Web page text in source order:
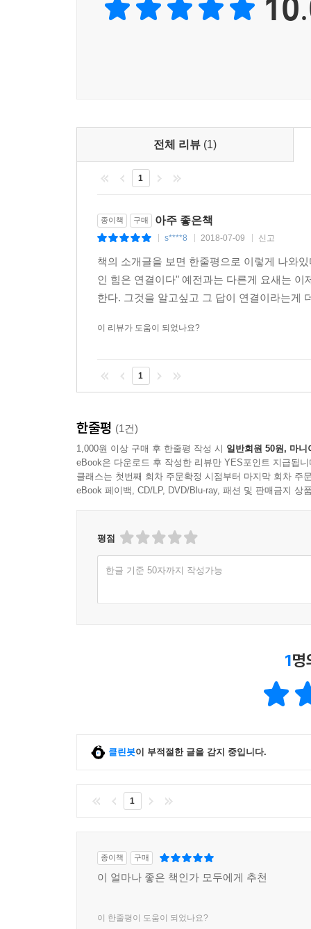
믹 피어스의 영리한 디자인 덕분에 이스트 게이
---「CHAPTER 09 무엇이 가능할지 새롭게 상상하며」중
- 클라우스 슈밥, 세계경제포럼 창립자 및 회장, 『
『연결지능』은 새로운 물결을 타고 있는 이 시
의미 있는 관계를 구축하고 대담한 목표를 이뤄낼
기회는 당신이 상상하는 것보다 훨씬 더 크다.
- 세스 고딘, 『보랏빛 소가 온다』 저자
이 세상에는 우리가 해야 할 크고 중요한 일
『연결지능』은 우리가 다른 사람들과 연결될 때
- 베스 콤스톡, GE 최고마케팅책임자
상호연계성이 증가하면서 답하기 어려운 질문을
따라 엄청난 결과가 따른다는 점뿐 아니라 세계
소셜시대의 혁신은 사람들과 아이디어, 그리고
힘을 집중 조명한다.
외부세계와 연결할 때 얻게 되는 것이다. 두 저
신뢰와 신의를 끌어낼 수 있는가에 대한 핵심을 두
- 존 사이페르트, 오길비 앤드 매더 북미 지부 회장
-조슈아 울프 셍크, 『둘의 힘Powers of Two』 저자
『연결지능』은 보기 드문 책이다. 오늘날과
리더들은 이를 적용해 어떻게 전략을 세우고
- 요한 오리크, 에이티커니 총괄 파트너 및 회장
우리 각각의 재능과 자질을 세상 사람들과 연결
- 헬렌 게일, M.D., M.P.H, 미 대외구제협회 케어 회
전체 리뷰 (1)
1
종이책 구매 아주 좋은책
s****8 2018-07-09 신고
책의 소개글을 보면 한줄평으로 이렇게 나와
인 힘은 연결이다" 예전과는 다른게 요새는
한다. 그것을 알고싶고 그 답이 연결이라는게
이 리뷰가 도움이 되었나요?
1
한줄평 (1건)
1,000원 이상 구매 후 한줄평 작성 시 일반회원 50원, 마니
eBook은 다운로드 후 작성한 리뷰만 YES포인트 지급됩니
클래스는 첫번째 회차 주문확정 시점부터 마지막 회차 주
eBook 페이백, CD/LP, DVD/Blu-ray, 패션 및 판매금지 상
평점
한글 기준 50자까지 작성가능
1명
클린봇이 부적절한 글을 감지 중입니다.
1
종이책 구매
이 얼마나 좋은 책인가 모두에게 추천
이 한줄평이 도움이 되었나요?